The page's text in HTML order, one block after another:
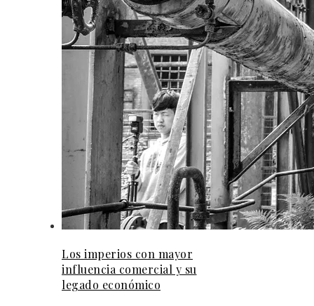
Los imperios con mayor
influencia comercial y su
legado económico